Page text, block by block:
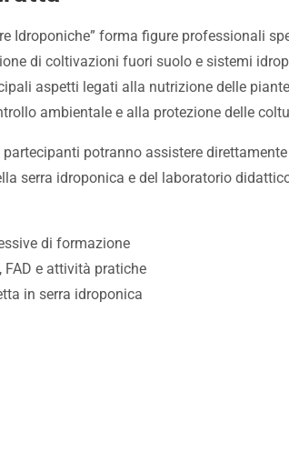
Idroponiche” forma figure professionali
di coltivazioni fuori suolo e sistemi
aspetti legati alla nutrizione delle
ambientale e alla protezione delle
partecipanti potranno assistere
serra idroponica e del laboratorio
di formazione
FAD e attività pratiche
in serra idroponica